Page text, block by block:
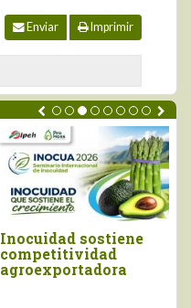
Enviar Imprimir
Inocuidad sostiene
competitividad
agroexportadora